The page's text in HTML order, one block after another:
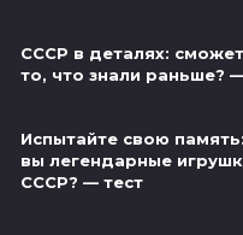
СССР в деталях:
то, что знали раньше?
Испытайте свою
вы легендарные
СССР? — тест